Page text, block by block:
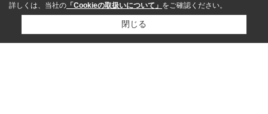
詳しくは、当社の 「Cookieの取扱いについて」 をご確認ください。
閉じる